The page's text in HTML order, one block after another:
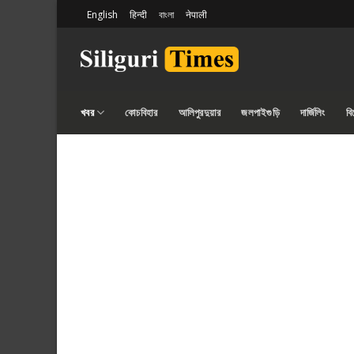
content
English हिन्दी বাংলা नेपाली
খবর কোচবিহার আলিপুরদুয়ার জলপাইগুড়ি দার্জিলিং